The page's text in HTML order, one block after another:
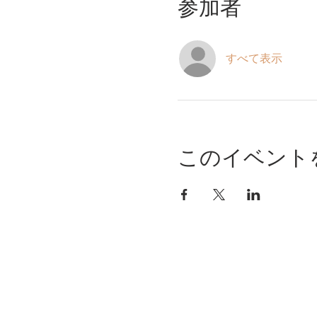
参加者
すべて表示
このイベント